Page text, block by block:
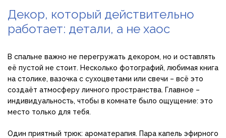
Декор, который действительно
работает: детали, а не хаос
В спальне важно не перегружать декором, но и оставлять
её пустой не стоит. Несколько фотографий, любимая книга
на столике, вазочка с сухоцветами или свечи – всё это
создаёт атмосферу личного пространства. Главное –
индивидуальность, чтобы в комнате было ощущение: это
место только для тебя.
Один приятный трюк: ароматерапия. Пара капель эфирного